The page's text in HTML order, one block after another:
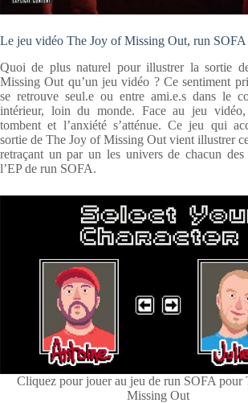
Le jeu vidéo The Joy of Missing Out, run SOFA
Quoi de plus naturel pour illustrer la sortie
Missing Out qu’un jeu vidéo ? Ce sentiment
se retrouve seul.e ou entre ami.e.s dans le
intérieur, loin du monde. Face au jeu vidéo,
tombent et l’anxiété s’atténue. Ce jeu qui
sortie de The Joy of Missing Out vient illustrer
retraçant un par un les univers de chacun des
l’EP de run SOFA.
Cliquez pour jouer au jeu de run SOFA pour
Missing Out